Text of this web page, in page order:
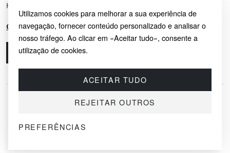
Utilizamos cookies para melhorar a sua experiência de
navegação, fornecer conteúdo personalizado e analisar o
nosso tráfego. Ao clicar em «Aceitar tudo», consente a
utilização de cookies.
ACEITAR TUDO
REJEITAR OUTROS
PREFERÊNCIAS
Horário de Atendimento: seg – sex 8:00 – 16:00 (UTC+2)
Centro de Ajuda
Ligue-nos
© 2026 SAYRUG OÜ · KESKLINNA LINNAOSA, AHTRI TN 12, 10151, TALLINN,